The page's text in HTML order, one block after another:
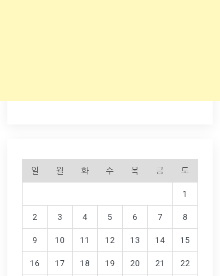
일 월 화 수 목 금 토
1
2 3 4 5 6 7 8
9 10 11 12 13 14 15
16 17 18 19 20 21 22